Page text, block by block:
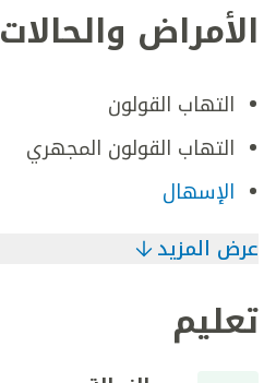
الأمراض والحالات
التهاب القولون
التهاب القولون المجهري
الإسهال
عرض المزيد
تعليم